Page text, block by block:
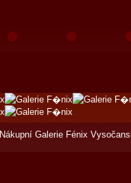
Nákupní Galerie Fénix